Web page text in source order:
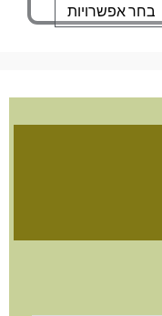
בחר אפשרויות